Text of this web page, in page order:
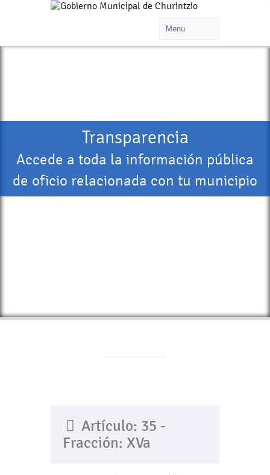
Transparencia
Accede a toda la información pública
de oficio relacionada con tu municipio
Artículo: 35 -
Fracción: XVa